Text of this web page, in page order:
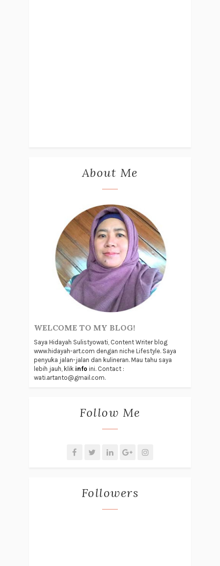
About Me
WELCOME TO MY BLOG!
Saya Hidayah Sulistyowati, Content Writer blog
www.hidayah-art.com dengan niche Lifestyle. Saya
penyuka jalan-jalan dan kulineran. Mau tahu saya
lebih jauh, klik info ini. Contact :
wati.artanto@gmail.com.
Follow Me
Followers